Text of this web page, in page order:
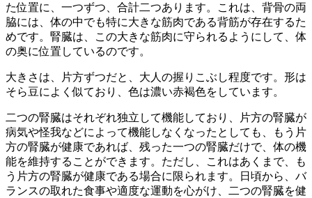
た位置に、一つずつ、合計二つあります。これは、背骨の両
脇には、体の中でも特に大きな筋肉である背筋が存在するた
めです。腎臓は、この大きな筋肉に守られるようにして、体
の奥に位置しているのです。
大きさは、 片方ずつだと、大人の握りこぶし程度です。形は
そら豆によく似ており、色は濃い赤褐色をしています。
二つの腎臓はそれぞれ独立して機能しており、片方の腎臓が
病気や怪我などによって機能しなくなったとしても、もう片
方の腎臓が健康であれば、 残った一つの腎臓だけで、体の機
能を維持することができます。ただし、これはあくまで、も
う片方の腎臓が健康である場合に限られます。日頃から、バ
ランスの取れた食事や適度な運動を心がけ、二つの腎臓を健